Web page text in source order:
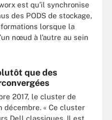
est qu’il synchronise
des PODS de stockage,
lorsque la
nœud à l’autre au sein
que des
2017, le cluster de
décembre. « Ce cluster
Dell classiques. Il est